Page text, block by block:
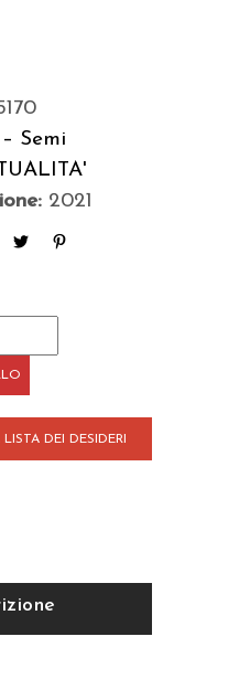
Semi
2021
DEI DESIDERI